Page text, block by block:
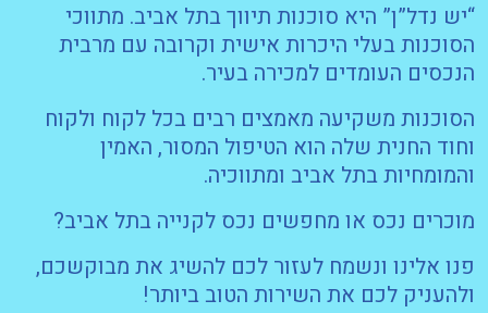
“יש נדל”ן” היא סוכנות תיווך בתל אביב. מתווכי
הסוכנות בעלי היכרות אישית וקרובה עם מרבית
הנכסים העומדים למכירה בעיר.
הסוכנות משקיעה מאמצים רבים בכל לקוח ולקוח
וחוד החנית שלה הוא הטיפול המסור, האמין
והמומחיות בתל אביב ומתווכיה.
מוכרים נכס או מחפשים נכס לקנייה בתל אביב?
פנו אלינו ונשמח לעזור לכם להשיג את מבוקשכם,
ולהעניק לכם את השירות הטוב ביותר!